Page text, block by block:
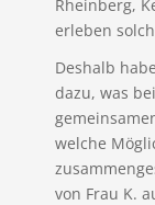
Rheinberg,
erleben
Deshalb
dazu, was
welche
von Frau K.